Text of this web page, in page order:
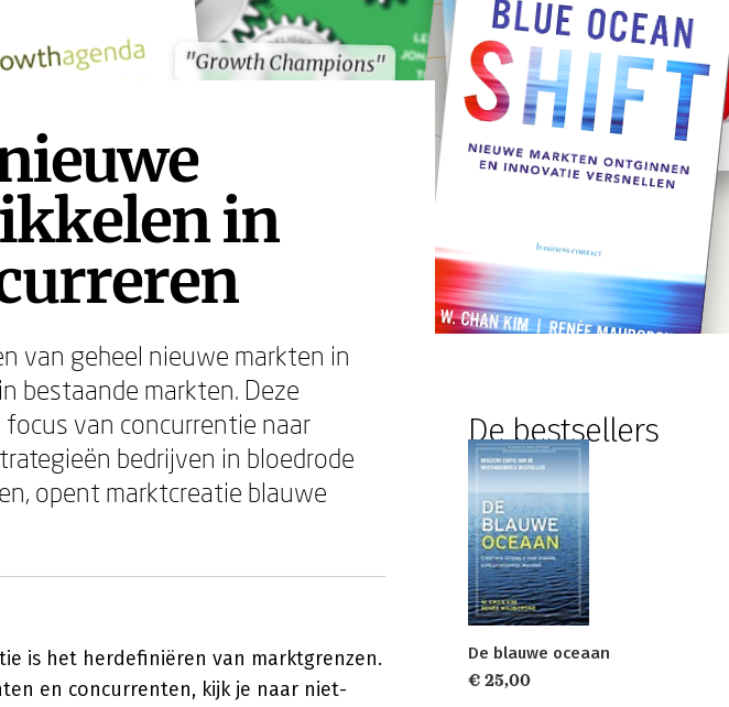
"Growth Champions"
"Growth Champions"
in
van geheel nieuwe markten in
bestaande markten. Deze
van concurrentie naar
bedrijven in bloedrode
opent marktcreatie blauwe
is het herdefiniëren van marktgrenzen.
en concurrenten, kijk je naar niet-
De bestsellers
De blauwe oceaan
€ 25,00